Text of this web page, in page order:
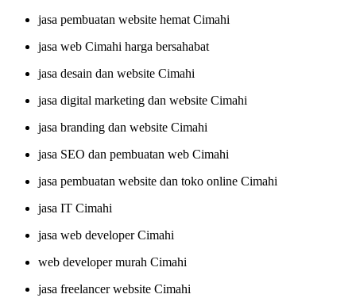
jasa pembuatan website hemat Cimahi
jasa web Cimahi harga bersahabat
jasa desain dan website Cimahi
jasa digital marketing dan website Cimahi
jasa branding dan website Cimahi
jasa SEO dan pembuatan web Cimahi
jasa pembuatan website dan toko online Cimahi
jasa IT Cimahi
jasa web developer Cimahi
web developer murah Cimahi
jasa freelancer website Cimahi